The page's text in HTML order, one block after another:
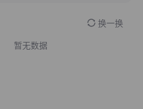
换一换
暂无数据